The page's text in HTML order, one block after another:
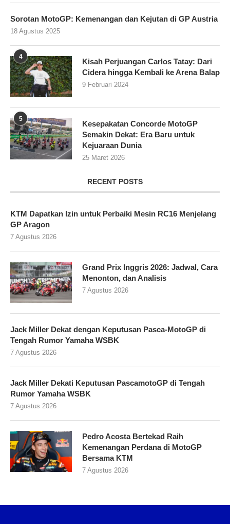
Sorotan MotoGP: Kemenangan dan Kejutan di GP Austria
18 Agustus 2025
4
Kisah Perjuangan Carlos Tatay: Dari
Cidera hingga Kembali ke Arena Balap
9 Februari 2024
5
Kesepakatan Concorde MotoGP
Semakin Dekat: Era Baru untuk
Kejuaraan Dunia
25 Maret 2026
RECENT POSTS
KTM Dapatkan Izin untuk Perbaiki Mesin RC16 Menjelang
GP Aragon
7 Agustus 2026
Grand Prix Inggris 2026: Jadwal, Cara
Menonton, dan Analisis
7 Agustus 2026
Jack Miller Dekat dengan Keputusan Pasca-MotoGP di
Tengah Rumor Yamaha WSBK
7 Agustus 2026
Jack Miller Dekati Keputusan PascamotoGP di Tengah
Rumor Yamaha WSBK
7 Agustus 2026
Pedro Acosta Bertekad Raih
Kemenangan Perdana di MotoGP
Bersama KTM
7 Agustus 2026